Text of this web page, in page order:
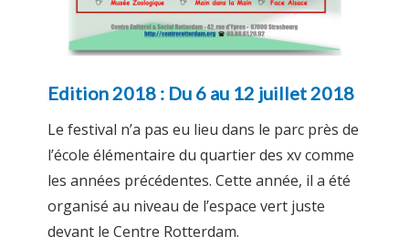
Edition 2018 : Du 6 au 12 juillet 2018
Le festival n’a pas eu lieu dans le parc près de
l’école élémentaire du quartier des xv comme
les années précédentes. Cette année, il a été
organisé au niveau de l’espace vert juste
devant le Centre Rotterdam.